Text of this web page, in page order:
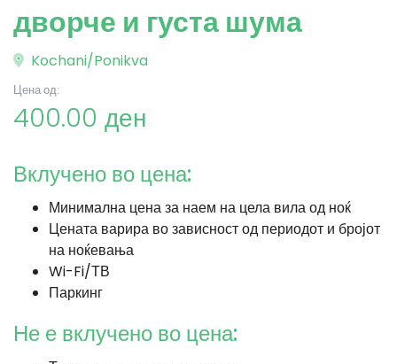
дворче и густа шума
Kochani/Ponikva
Цена од:
400.00 ден
Вклучено во цена:
Минимална цена за наем на цела вила од ноќ
Цената варира во зависност од периодот и бројот
на ноќевања
Wi-Fi/ТВ
Паркинг
Не е вклучено во цена: